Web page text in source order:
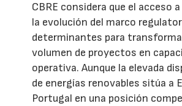
CBRE considera que el acceso
la evolución del marco
determinantes para
volumen de proyectos en
operativa. Aunque la elevada
de energías renovables sitúa a
Portugal en una posición